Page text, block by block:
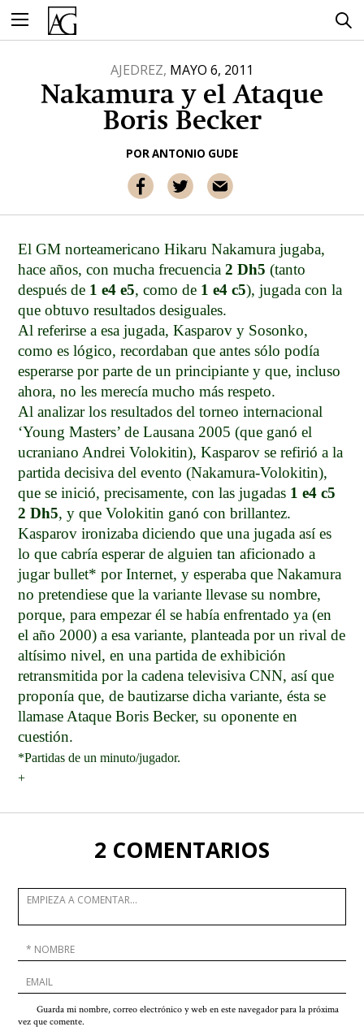
contenido
AJEDREZ, MAYO 6, 2011
Nakamura y el Ataque
Boris Becker
PORANTONIO GUDE
El GM norteamericano Hikaru Nakamura jugaba,
hace años, con mucha frecuencia2 Dh5(tanto
después de 1 e4 e5, como de 1 e4 c5), jugada con la
que obtuvo resultados desiguales.
Al referirse a esa jugada, Kasparov y Sosonko,
como es lógico, recordaban que antes sólo podía
esperarse por parte de un principiante y que, incluso
ahora, no les merecía mucho más respeto.
Al analizar los resultados del torneo internacional
‘Young Masters’ de Lausana 2005 (que ganó el
ucraniano Andrei Volokitin), Kasparov se refirió a la
partida decisiva del evento (Nakamura-Volokitin),
que se inició, precisamente, con las jugadas 1 e4 c5
2 Dh5, y que Volokitin ganó con brillantez.
Kasparov ironizaba diciendo que una jugada así es
lo que cabría esperar de alguien tan aficionado a
jugar bullet* por Internet, y esperaba que Nakamura
no pretendiese que la variante llevase su nombre,
porque, para empezar él se había enfrentado ya (en
el año 2000) a esa variante, planteada por un rival de
altísimo nivel, en una partida de exhibición
retransmitida por la cadena televisiva CNN, así que
proponía que, de bautizarse dicha variante, ésta se
llamase Ataque Boris Becker, su oponente en
cuestión.
*Partidas de un minuto/jugador.
+
2 COMENTARIOS
Guarda mi nombre, correo electrónico y web en este navegador para la próxima
vez que comente.